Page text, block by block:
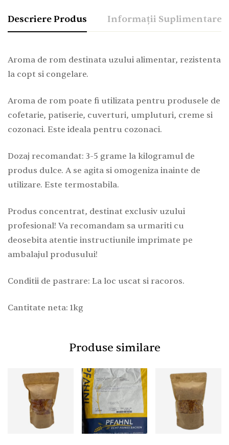
Descriere Produs Informații Suplimentare
Aroma de rom destinata uzului alimentar, rezistenta
la copt si congelare.
Aroma de rom poate fi utilizata pentru produsele de
cofetarie, patiserie, cuverturi, umpluturi, creme si
cozonaci. Este ideala pentru cozonaci.
Dozaj recomandat: 3-5 grame la kilogramul de
produs dulce. A se agita si omogeniza inainte de
utilizare. Este termostabila.
Produs concentrat, destinat exclusiv uzului
profesional! Va recomandam sa urmariti cu
deosebita atentie instructiunile imprimate pe
ambalajul produsului!
Conditii de pastrare: La loc uscat si racoros.
Cantitate neta: 1kg
Produse similare